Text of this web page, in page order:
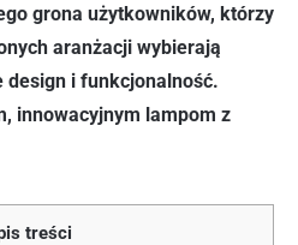
grona użytkowników, którzy
aranżacji wybierają
design i funkcjonalność.
innowacyjnym lampom z
treści